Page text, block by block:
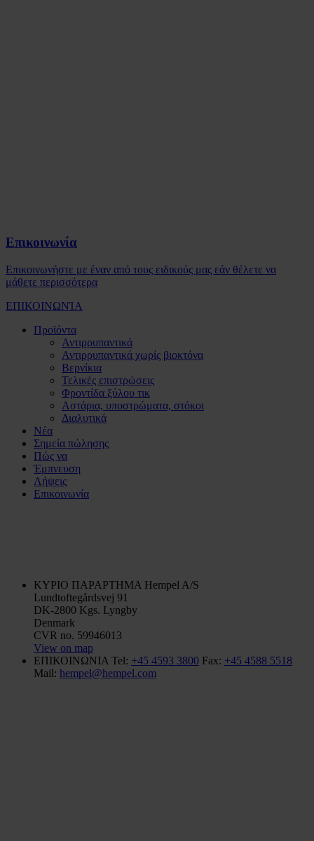
Επικοινωνία
Επικοινωνήστε με έναν από τους ειδικούς μας εάν θέλετε να
μάθετε περισσότερα
ΕΠΙΚΟΙΝΩΝΊΑ
Προϊόντα
Αντιρρυπαντικά
Αντιρρυπαντικά χωρίς βιοκτόνα
Βερνίκια
Τελικές επιστρώσεις
Φροντίδα ξύλου τικ
Αστάρια, υποστρώματα, στόκοι
Διαλυτικά
Νέα
Σημεία πώλησης
Πώς να
Έμπνευση
Λήψεις
Επικοινωνία
ΚΥΡΙΟ ΠΑΡΑΡΤΗΜΑ Hempel A/S
Lundtoftegårdsvej 91
DK-2800 Kgs. Lyngby
Denmark
CVR no. 59946013
View on map
ΕΠΙΚΟΙΝΩΝΙΑ Tel: +45 4593 3800 Fax: +45 4588 5518
Mail: hempel@hempel.com